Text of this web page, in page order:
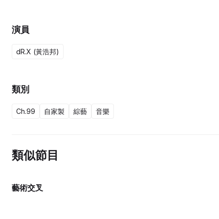
演員
dR.X (黃浩邦)
類別
Ch.99 自家製 綜藝 音樂
類似節目
藝術交叉